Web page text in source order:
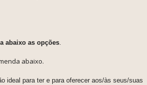
abaixo as opções
abaixo.
ideal para ter e para oferecer aos/às seus/suas